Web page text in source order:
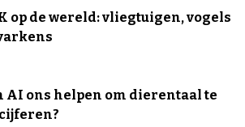
op de wereld: vliegtuigen, vogels
AI ons helpen om dierentaal te